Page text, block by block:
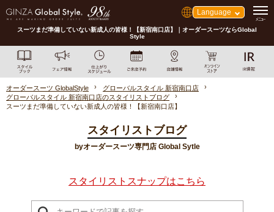
Language
スーツまだ準備していない新成人の皆様！【新宿南口店】｜オーダースーツならGlobal
Style
オーダースーツ GlobalStyle
グローバルスタイル 新宿南口店
グローバルスタイル 新宿南口店のスタイリストブログ
スーツまだ準備していない新成人の皆様！【新宿南口店】
スタイリストブログ
byオーダースーツ専門店 Global Sytle
スタイリストスナップはこちら